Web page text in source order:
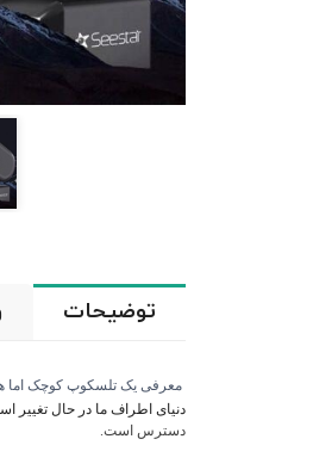
توضیحات
معرفی یک تلسکوپ کوچک اما
دنیای اطراف ما در حال
دسترس است.